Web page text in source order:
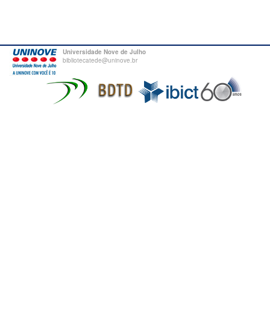
Universidade Nove de Julho
bibliotecatede@uninove.br